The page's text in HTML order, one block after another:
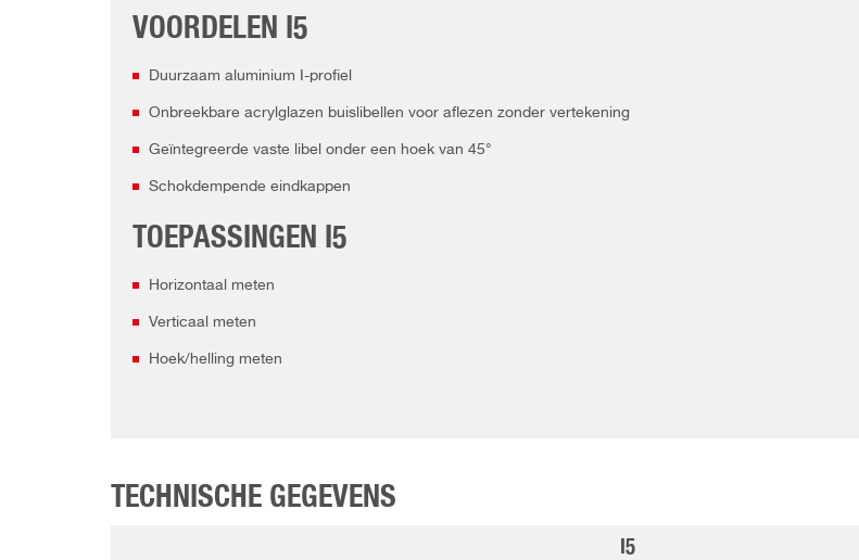
VOORDELEN I5
Duurzaam aluminium I-profiel
Onbreekbare acrylglazen buislibellen voor aflezen zonder vertekening
Geïntegreerde vaste libel onder een hoek van 45°
Schokdempende eindkappen
TOEPASSINGEN I5
Horizontaal meten
Verticaal meten
Hoek/helling meten
TECHNISCHE GEGEVENS
I5